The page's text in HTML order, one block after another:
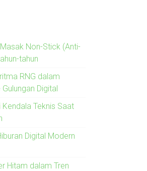
Non-Stick (Anti-
tahun
RNG dalam
Digital
Teknis Saat
Digital Modern
Hitam dalam Tren